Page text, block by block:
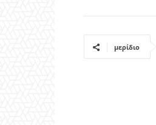
μερίδιο